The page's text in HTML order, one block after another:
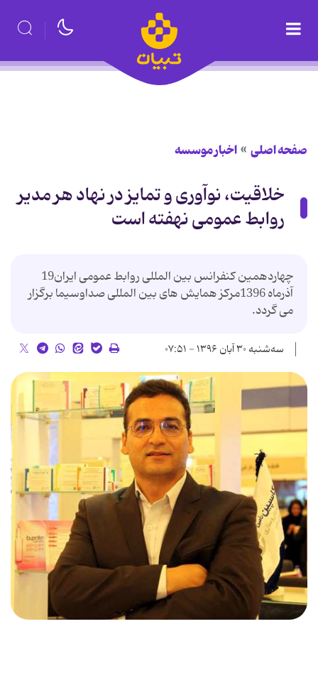
صفحه اصلی اخبار موسسه
خلاقیت، نوآوری و تمایز در نهاد هر مدیر
روابط عمومی نهفته است
چهاردهمین کنفرانس بین المللی روابط عمومی ایران19
آذرماه 1396مرکز همایش های بین المللی صداوسیما برگزار
می گردد.
سه‌شنبه ۳۰ آبان ۱۳۹۶ - ۰۷:۵۱